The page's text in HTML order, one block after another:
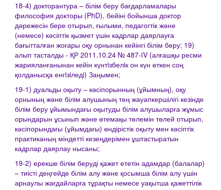
18-4) докторантура – білім беру бағдарламалары
философия докторы (PhD), бейіні бойынша доктор
дәрежесін бере отырып, ғылыми, педагогтік және
(немесе) кәсіптік қызмет үшін кадрлар даярлауға
бағытталған жоғары оқу орнынан кейінгі білім беру; 19)
алып тасталды - ҚР 2011.10.24 № 487-ІV (алғашқы ресми
жарияланғанынан кейін күнтiзбелiк он күн өткен соң
қолданысқа енгiзiледi) Заңымен;
19-1) дуальды оқыту – кәсіпорынның (ұйымның), оқу
орнының және білім алушының тең жауапкершілігі кезінде
білім беру ұйымындағы оқытуды білім алушыларға жұмыс
орындарын ұсынып және өтемақы төлемін төлей отырып,
кәсіпорындағы (ұйымдағы) өндірістік оқыту мен кәсіптік
практиканың міндетті кезеңдерімен ұштастыратын
кадрлар даярлау нысаны;
19-2) ерекше білім беруді қажет ететін адамдар (балалар)
– тиісті деңгейде білім алу және қосымша білім алу үшін
арнаулы жағдайларға тұрақты немесе уақытша қажеттілік